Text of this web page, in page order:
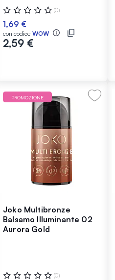
Valutazione:
0%
(0)
1,69 €
con codice WOW
2,59 €
PROMOZIONE
Joko Multibronze
Balsamo Illuminante 02
Aurora Gold
Valutazione:
(0)